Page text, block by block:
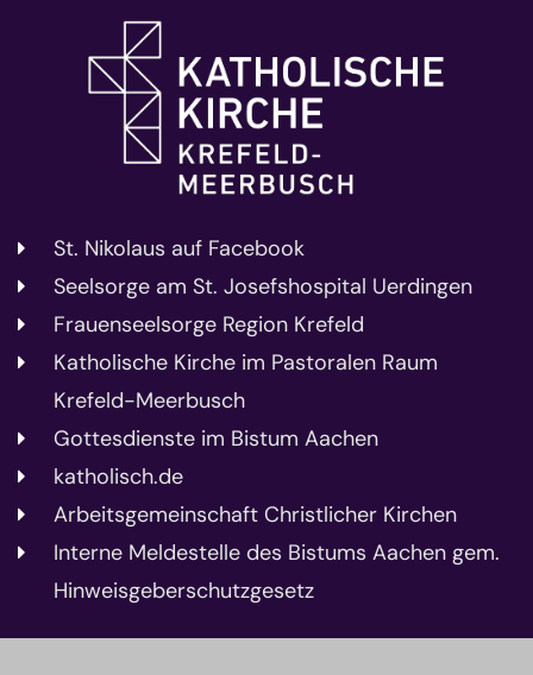
St. Nikolaus auf Facebook
Seelsorge am St. Josefshospital Uerdingen
Frauenseelsorge Region Krefeld
Katholische Kirche im Pastoralen Raum
Krefeld-Meerbusch
Gottesdienste im Bistum Aachen
katholisch.de
Arbeitsgemeinschaft Christlicher Kirchen
Interne Meldestelle des Bistums Aachen gem.
Hinweisgeberschutzgesetz